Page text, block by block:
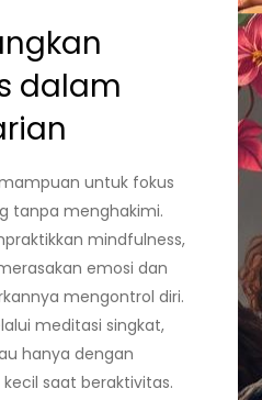
dalam
untuk fokus
tanpa menghakimi.
mindfulness,
emosi dan
mengontrol diri.
meditasi singkat,
hanya dengan
saat beraktivitas.